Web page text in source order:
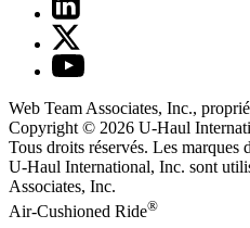
Web Team Associates, Inc.,
Copyright © 2026 U-Haul
Tous droits réservés. Les marques
U-Haul International, Inc. sont
Associates, Inc.
Air-Cushioned Ride®